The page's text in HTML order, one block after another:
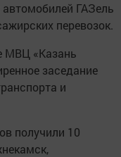
ГАЗель
перевозок.
МВЦ «Казань
заседание
и
получили 10